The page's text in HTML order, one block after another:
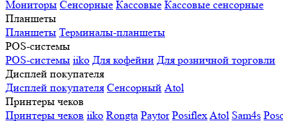
Мониторы Сенсорные Кассовые Кассовые сенсорные
Планшеты
Планшеты Терминалы-планшеты
POS-системы
POS-системы iiko Для кофейни Для розничной торговли
Дисплей покупателя
Дисплей покупателя Сенсорный Atol
Принтеры чеков
Принтеры чеков iiko Rongta Paytor PosiflexAtol Sam4s